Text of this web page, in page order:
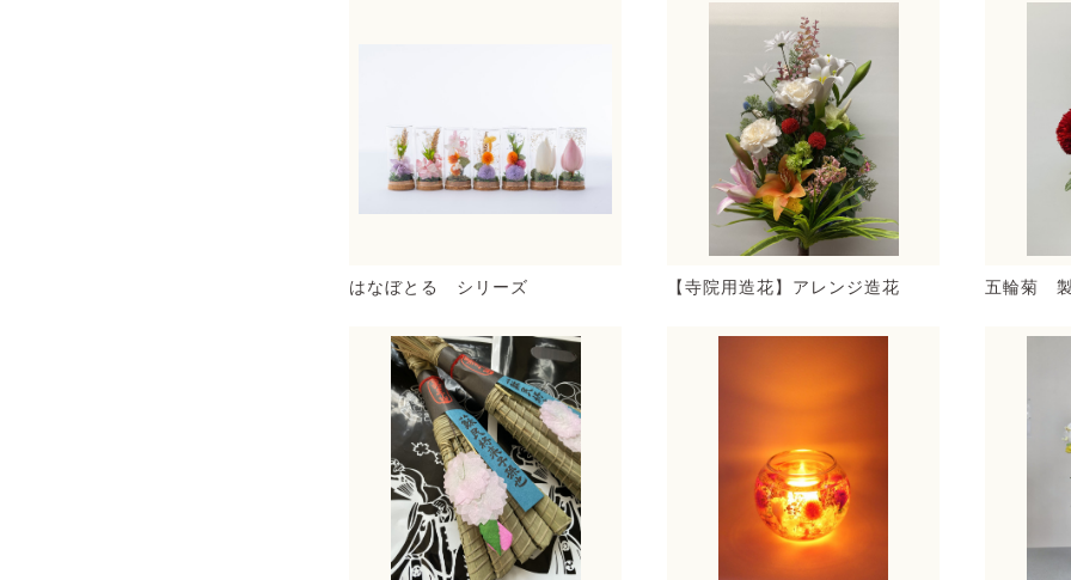
はなぼとる シリーズ 【寺院用造花】アレンジ造花 五輪菊